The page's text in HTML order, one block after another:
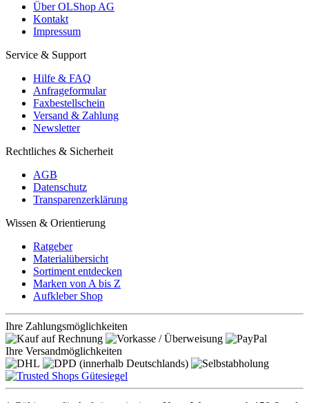
Über OLShop AG
Kontakt
Impressum
Service & Support
Hilfe & FAQ
Anfrageformular
Faxbestellschein
Versand & Zahlung
Newsletter
Rechtliches & Sicherheit
AGB
Datenschutz
Transparenzerklärung
Wissen & Orientierung
Ratgeber
Materialübersicht
Sortiment entdecken
Marken von A bis Z
Aufkleber Shop
Ihre Zahlungsmöglichkeiten
Ihre Versandmöglichkeiten